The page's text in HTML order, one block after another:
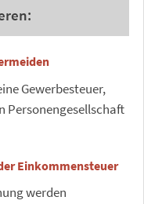
Gewerbesteuer,
Personengesellschaft
Einkommensteuer
werden